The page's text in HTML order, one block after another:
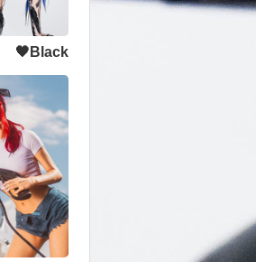
Black🖤